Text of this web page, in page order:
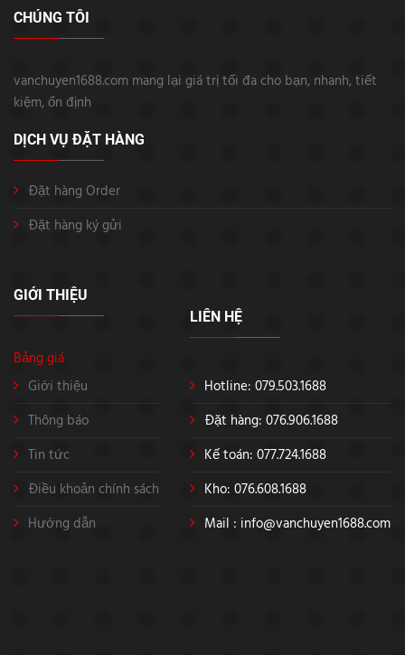
CHÚNG TÔI
vanchuyen1688.com mang lại giá trị tối đa cho bạn, nhanh, tiết
kiệm, ổn định
DỊCH VỤ ĐẶT HÀNG
Đặt hàng Order
Đặt hàng ký gửi
GIỚI THIỆU
Bảng giá
Giới thiệu
Thông báo
Tin tức
Điều khoản chính sách
Hướng dẫn
LIÊN HỆ
Hotline: 079.503.1688
Đặt hàng: 076.906.1688
Kế toán: 077.724.1688
Kho: 076.608.1688
Mail : info@vanchuyen1688.com